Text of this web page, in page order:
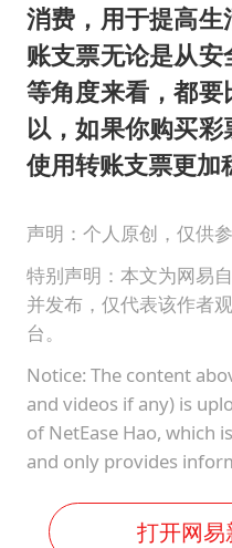
消费，用于提高
账支票无论是从
等角度来看，都
以，如果你购买
使用转账支票更加
声明：个人原创，仅供
特别声明：本文为网易
并发布，仅代表该作者
台。
Notice: The content
and videos if any) is
of NetEase Hao, which
and only provides
打开网